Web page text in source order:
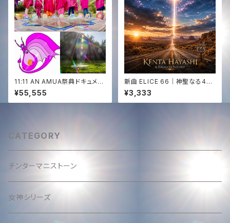
11:11 AN AMUA祭典ドキュメン
タリー映像+白龍スペシャルライ
ブ+ANで生まれる新曲CD✨at
ペルー by ソララ✨CD of The
¥55,555
新曲 ELICE 66｜神聖なる444
Hz サウンドジャーニー｜KENT
A HAYASHI × Dragon Soun
d｜HD WAV音源✨
¥3,333
CATEGORY
チンターマニストーン
女神シリーズ